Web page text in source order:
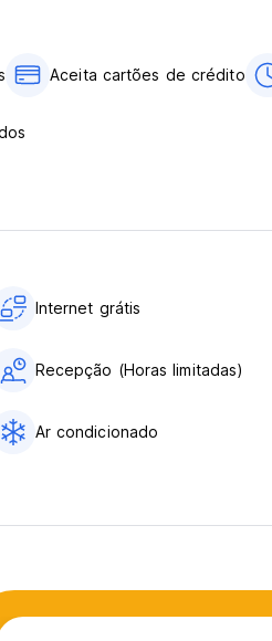
Pagamento na chegada em
Aceita cartões de crédito
Internet grátis
Recepção (Horas limitadas)
Ar condicionado